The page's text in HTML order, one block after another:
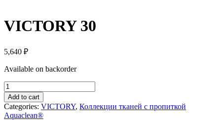
VICTORY 30
5,640 ₽
Available on backorder
VICTORY
30
quantity
Add to cart
Categories: VICTORY, Коллекции тканей с пропиткой
Aquaclean®